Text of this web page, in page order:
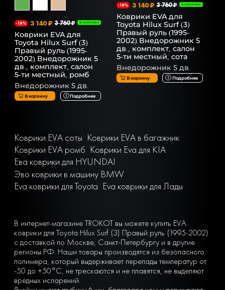
-16% 3 140 ₽ 3 760 ₽ В НАЛИЧИИ
Коврики EVA для
Toyota Hilux Surf (3)
Правый руль (1995-
2002) Внедорожник 5
дв., комплект, салон
5-ти местный, ромб
Внедорожник 5 дв.
В корзину Подробнее
-16% 3 140 ₽ 3 760 ₽ В НАЛИЧИИ
Коврики EVA для
Toyota Hilux Surf (3)
Правый руль (1995-
2002) Внедорожник 5
дв., комплект, салон
5-ти местный, сота
Внедорожник 5 дв.
В корзину Подробнее
Коврики EVA соты Коврики EVA в багажник
Коврики EVA ромб Коврики Eva для KIA
Ева коврики для HYUNDAI
Эво коврики в машину BMW
Eva коврики для Toyota Eva коврики для Лады
В интернет-магазине TROKOT вы можете купить EVA
коврики для Toyota Hilux Surf (3) Правый руль (1995-2002)
с доставкой по Москве, Санкт-Петербургу и в другие
регионы РФ. Наши товары производятся из безопасного
полимера, который выдерживает перепады температур от
-50 до +50°С, не трескаются и не плавятся, не выделяют
вредных испарений.